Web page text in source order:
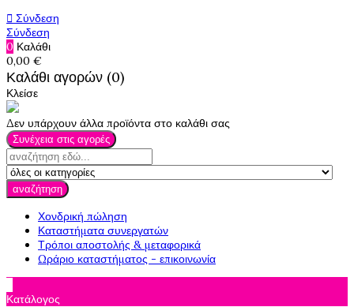
 Σύνδεση
Σύνδεση
0 Καλάθι
0,00 €
Καλάθι αγορών (0)
Κλείσε
Δεν υπάρχουν άλλα προϊόντα στο καλάθι σας
Συνέχεια στις αγορές
αναζήτηση
Χονδρική πώληση
Καταστήματα συνεργατών
Τρόποι αποστολής & μεταφορικά
Ωράριο καταστήματος - επικοινωνία
Κατάλογος